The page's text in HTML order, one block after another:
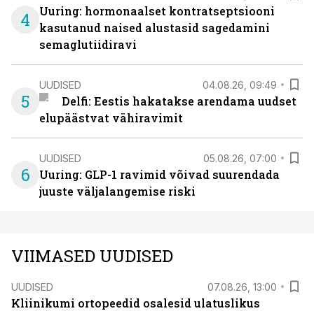
4
Uuring: hormonaalset kontratseptsiooni
kasutanud naised alustasid sagedamini
semaglutiidiravi
5
UUDISED 04.08.26, 09:49
Delfi: Eestis hakatakse arendama uudset
elupäästvat vähiravimit
6
UUDISED 05.08.26, 07:00
Uuring: GLP-1 ravimid võivad suurendada
juuste väljalangemise riski
VIIMASED UUDISED
UUDISED 07.08.26, 13:00
Kliinikumi ortopeedid osalesid ulatuslikus